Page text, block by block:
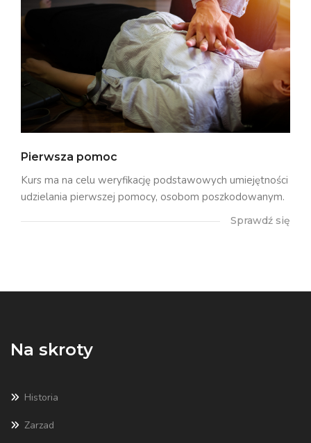
Pierwsza pomoc
Kurs ma na celu weryfikację podstawowych umiejętności
udzielania pierwszej pomocy, osobom poszkodowanym.
Sprawdź się
Na skroty
Historia
Zarzad